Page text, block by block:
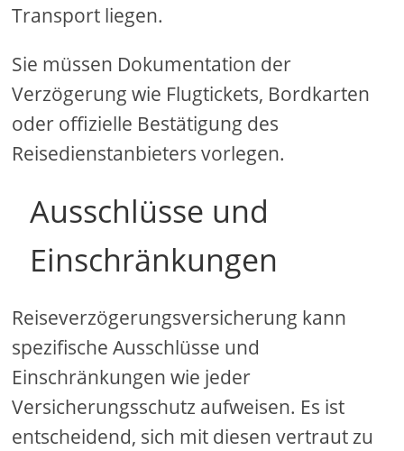
Transport liegen.
Sie müssen Dokumentation der
Verzögerung wie Flugtickets, Bordkarten
oder offizielle Bestätigung des
Reisedienstanbieters vorlegen.
Ausschlüsse und
Einschränkungen
Reiseverzögerungsversicherung kann
spezifische Ausschlüsse und
Einschränkungen wie jeder
Versicherungsschutz aufweisen. Es ist
entscheidend, sich mit diesen vertraut zu